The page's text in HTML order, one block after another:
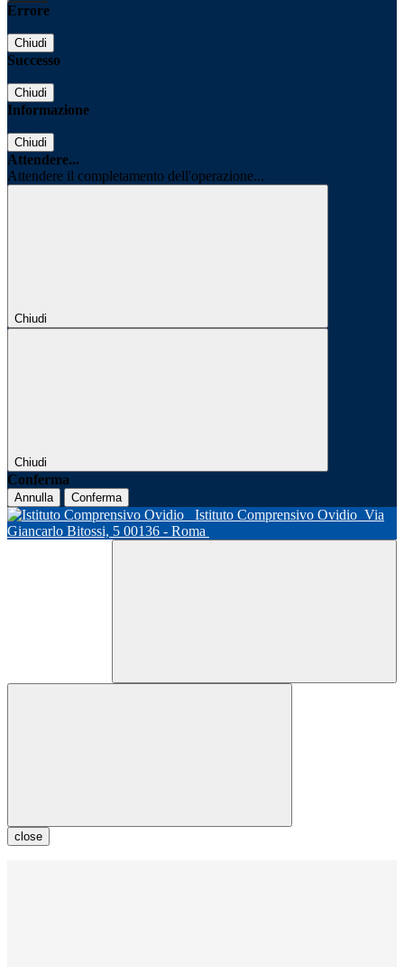
Errore
Chiudi
Successo
Chiudi
Informazione
Chiudi
Attendere...
Attendere il completamento dell'operazione...
Chiudi
Chiudi
Conferma
Annulla Conferma
Istituto Comprensivo Ovidio Via
Giancarlo Bitossi, 5 00136 - Roma
close